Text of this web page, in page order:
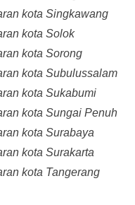
kota Singkawang
kota Solok
kota Sorong
kota Subulussalam
kota Sukabumi
kota Sungai Penuh
kota Surabaya
kota Surakarta
kota Tangerang